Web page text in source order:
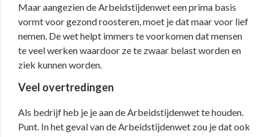
Maar aangezien de Arbeidstijdenwet een prima basis
vormt voor gezond roosteren, moet je dat maar voor lief
nemen. De wet helpt immers te voorkomen dat mensen
te veel werken waardoor ze te zwaar belast worden en
ziek kunnen worden.
Veel overtredingen
Als bedrijf heb je je aan de Arbeidstijdenwet te houden.
Punt. In het geval van de Arbeidstijdenwet zou je dat ook